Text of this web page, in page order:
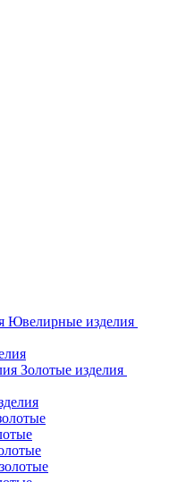
Ювелирные изделия
Золотые изделия